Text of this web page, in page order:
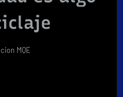
MQE